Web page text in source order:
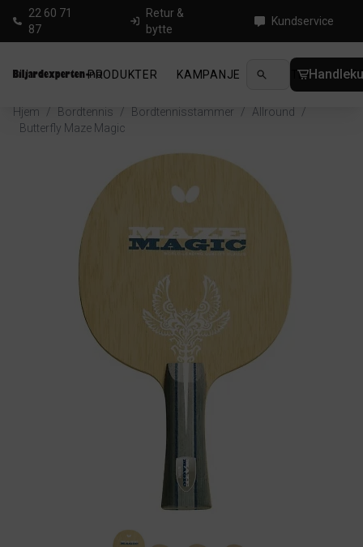
22 60 71
87
Retur &
bytte
Kundservice
PRODUKTER KAMPANJE NYHETER
Hjem / Bordtennis / Bordtennisstammer / Allround
/
Butterfly Maze Magic